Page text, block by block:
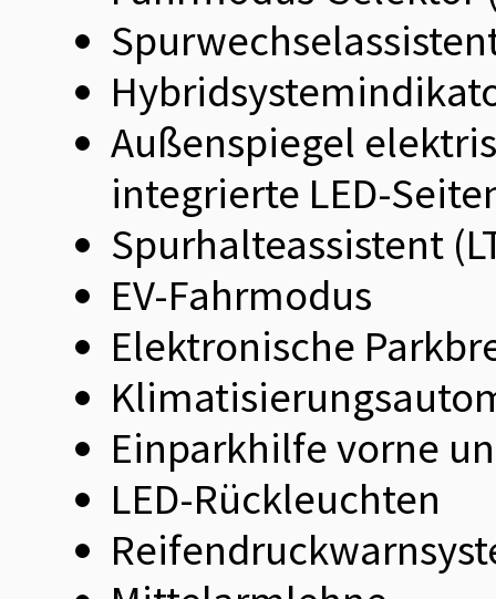
Außenspiegel
integrierte LED-
Spurhalteassistent
EV-Fahrmodus
Elektronische
Einparkhilfe vorne
LED-Rückleuchten